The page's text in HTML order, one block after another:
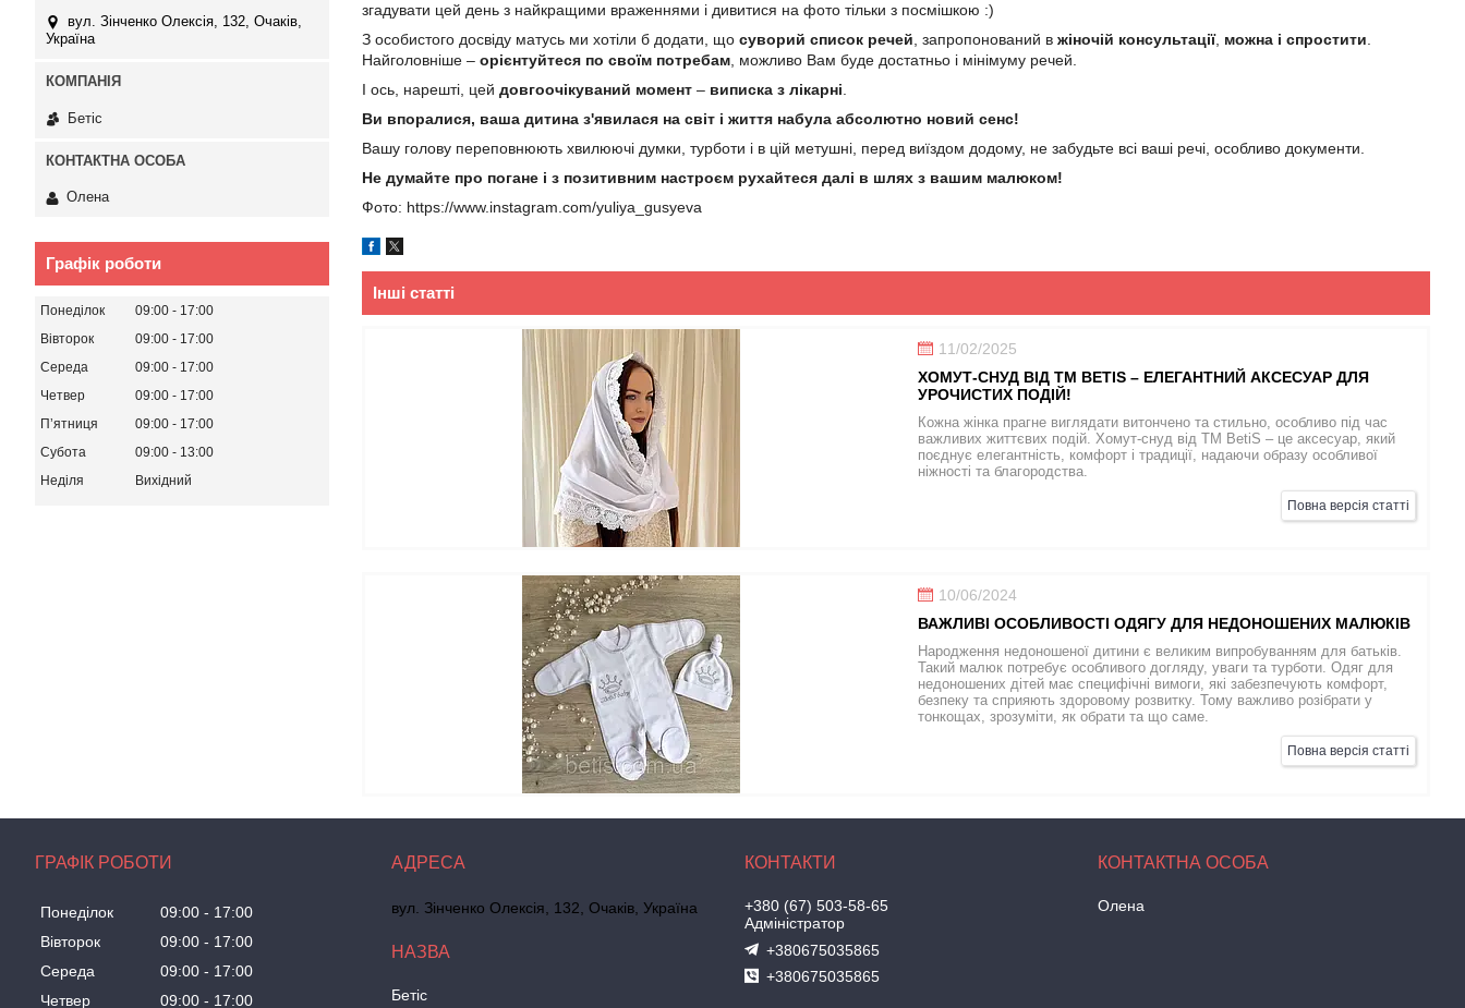
згадувати цей день з найкращими враженнями і дивитися на фото тільки з посмішкою :)
З особистого досвіду матусь ми хотіли б додати, що суворий список речей , запропонований в жіночій консультації, можна і спростити
Найголовніше – орієнтуйтеся по своїм потребам , можливо Вам буде достатньо і мінімуму речей.
І ось, нарешті, цей довгоочікуваний момент – виписка з лікарні
Ви впоралися, ваша дитина з'явилася на світ і життя набула абсолютно новий сенс!
Вашу голову переповнюють хвилюючі думки, турботи і в цій метушні, перед виїздом додому, не забудьте всі ваші речі, особливо документи.
Не думайте про погане і з позитивним настроєм рухайтеся далі в шлях з вашим малюком!
Фото: https://www.instagram.com/yuliya_gusyeva
Інші статті
11/02/2025
ХОМУТ-СНУД ВІД TM BETIS – ЕЛЕГАНТНИЙ АКСЕСУАР ДЛЯ
УРОЧИСТИХ ПОДІЙ!
Кожна жінка прагне виглядати витончено та стильно, особливо під час
важливих життєвих подій. Хомут-снуд від TM BetiS – це аксесуар, який
поєднує елегантність, комфорт і традиції, надаючи образу особливої
ніжності та благородства.
Повна версія статті
10/06/2024
ВАЖЛИВІ ОСОБЛИВОСТІ ОДЯГУ ДЛЯ НЕДОНОШЕНИХ МАЛЮКІВ
Народження недоношеної дитини є великим випробуванням для батьків.
Такий малюк потребує особливого догляду, уваги та турботи. Одяг для
недоношених дітей має специфічні вимоги, які забезпечують комфорт,
безпеку та сприяють здоровому розвитку. Тому важливо розібрати у
тонкощах, зрозуміти, як обрати та що саме.
Повна версія статті
вул. Зінченко Олексія, 132, Очаків,
Україна
Бетіс
Олена
Графік роботи
Понеділок 09:00
17:00
Вівторок
09:00
17:00
Середа
09:00
17:00
Четвер
09:00
17:00
Пʼятниця
09:00
17:00
Субота
09:00
13:00
Неділя
Вихідний
ГРАФІК РОБОТИ
Понеділок 09:00
17:00
Вівторок
09:00
17:00
Середа
09:00
17:00
Четвер
09:00 17:00
вул. Зінченко Олексія, 132, Очаків, Україна
Бетіс
+380 (67) 503-58-65
Адміністратор
+380675035865
+380675035865
Олена